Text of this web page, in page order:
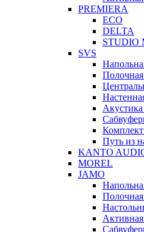
PREMIERA
ECO
DELTA
STUDIO
SVS
Полочная
Путь из
KANTO
MOREL
JAMO
Полочная